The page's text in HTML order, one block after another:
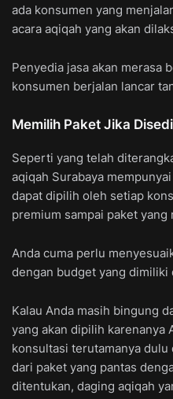
ada konsumen yang
acara aqiqah yang akan
Penyedia jasa akan merasa
konsumen berjalan lancar
Memilih Paket Jika
Seperti yang telah
aqiqah Surabaya
dapat dipilih oleh setiap
premium sampai paket yang
Anda cuma perlu
dengan budget yang dimiliki
Kalau Anda masih bingung
yang akan dipilih karenanya
konsultasi terutamanya dulu
dari paket yang pantas
ditentukan, daging aqiqah